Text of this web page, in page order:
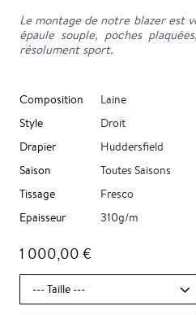
Le montage de notre blazer est
épaule souple, poches
résolument sport.
Composition
Laine
Style
Droit
Drapier
Huddersfield
Saison
Toutes Saisons
Tissage
Fresco
Epaisseur
310g/m
1 000,00 €